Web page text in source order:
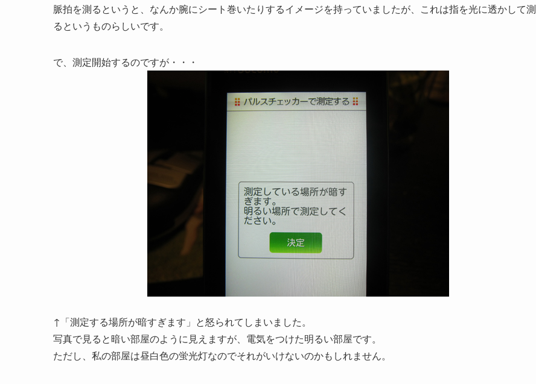
脈拍を測るというと、なんか腕にシート巻いたりするイメージを持っていましたが、これは指を光に透かして測
るというものらしいです。
で、測定開始するのですが・・・
↑「測定する場所が暗すぎます」と怒られてしまいました。
写真で見ると暗い部屋のように見えますが、電気をつけた明るい部屋です。
ただし、私の部屋は昼白色の蛍光灯なのでそれがいけないのかもしれません。